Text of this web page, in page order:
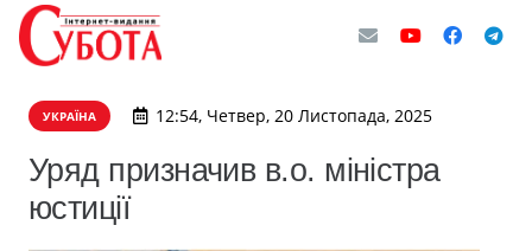
УКРАЇНА 12:54, Четвер, 20 Листопада, 2025
Уряд призначив в.о. міністра
юстиції